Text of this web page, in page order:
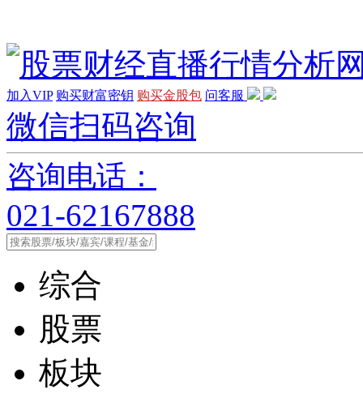
加入VIP 购买财富密钥 购买金股包 问客服
微信扫码咨询
咨询电话：
021-62167888
综合
股票
板块